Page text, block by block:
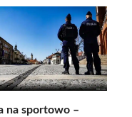
na sportowo –